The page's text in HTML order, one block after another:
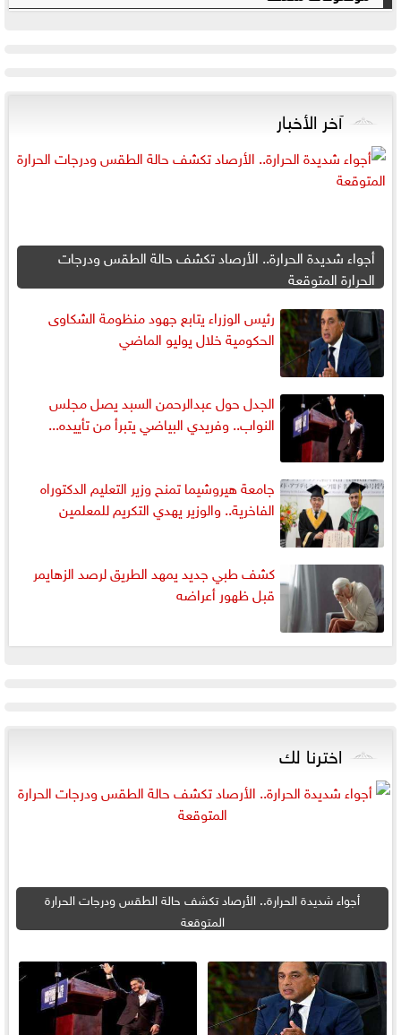
آخر الأخبار
أجواء شديدة الحرارة.. الأرصاد تكشف حالة الطقس ودرجات
الحرارة المتوقعة
رئيس الوزراء يتابع جهود منظومة الشكاوى
الحكومية خلال يوليو الماضي
الجدل حول عبدالرحمن السبد يصل مجلس
النواب.. وفريدي البياضي يتبرأ من تأييده...
جامعة هيروشيما تمنح وزير التعليم الدكتوراه
الفاخرية.. والوزير يهدي التكريم للمعلمين
كشف طبي جديد يمهد الطريق لرصد الزهايمر
قبل ظهور أعراضه
اخترنا لك
أجواء شديدة الحرارة.. الأرصاد تكشف حالة الطقس ودرجات الحرارة
المتوقعة